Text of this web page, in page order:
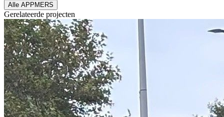
Alle APPMERS
Gerelateerde projecten